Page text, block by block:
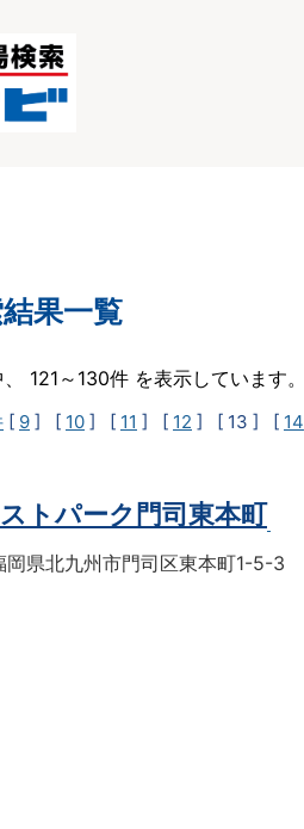
果一覧
121～130件 を表示しています。
[ 9 ] [ 10 ] [ 11 ] [ 12 ] [ 13 ] [ 14
ストパーク門司東本町
岡県北九州市門司区東本町1-5-3